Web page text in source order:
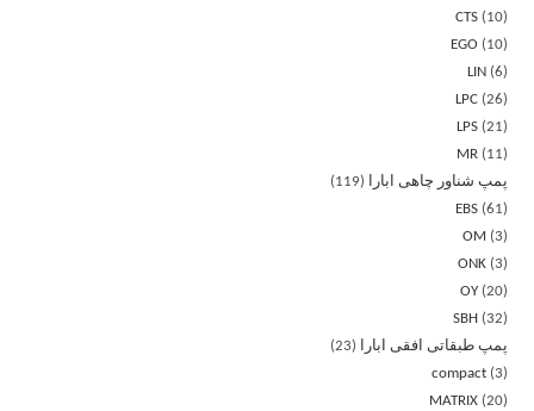
CTS
10
EGO
10
LIN
6
LPC 26
LPS 21
MR
11
پمپ شناور چاهی ابارا
119
EBS 61
OM
3
ONK 3
OY 20
SBH
32
پمپ طبقاتی افقی ابارا
23
compact 3
MATRIX 20